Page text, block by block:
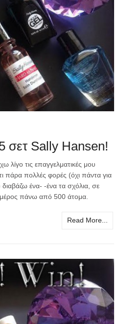
σετ Sally Hansen!
λίγο τις επαγγελματικές μου
πάρα πολλές φορές (όχι πάντα για
διαβάζω ένα- -ένα τα σχόλια, σε
πάνω από 500 άτομα.
Read More...